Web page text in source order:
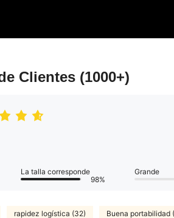
Clientes (1000+)
La talla corresponde
98%
Grande
rapidez logística (32) Buena portabilidad